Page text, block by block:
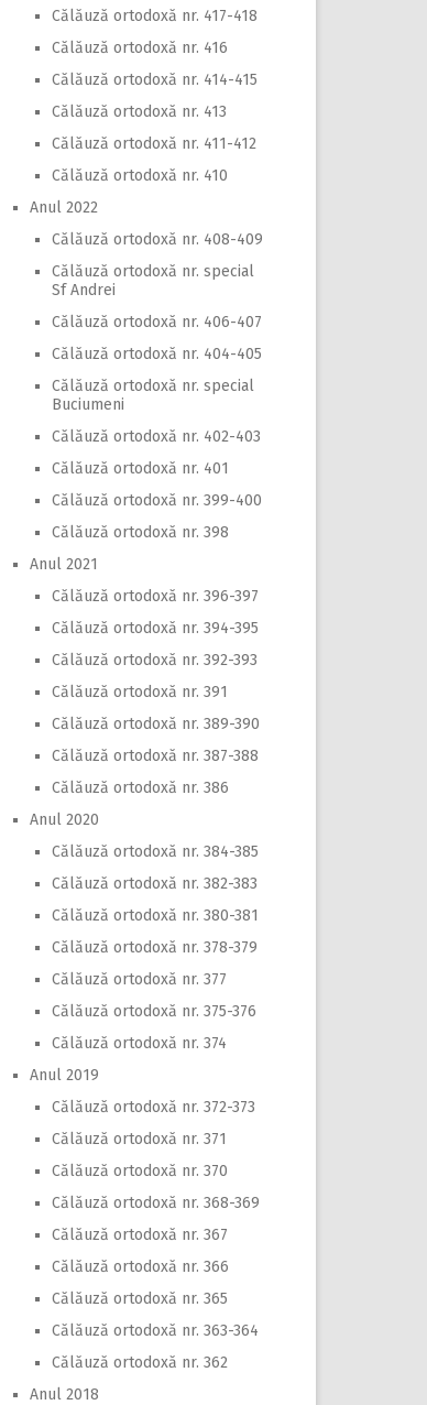
Călăuză ortodoxă nr. 417-418
Călăuză ortodoxă nr. 416
Călăuză ortodoxă nr. 414-415
Călăuză ortodoxă nr. 413
Călăuză ortodoxă nr. 411-412
Călăuză ortodoxă nr. 410
Anul 2022
Călăuză ortodoxă nr. 408-409
Călăuză ortodoxă nr. special
Sf Andrei
Călăuză ortodoxă nr. 406-407
Călăuză ortodoxă nr. 404-405
Călăuză ortodoxă nr. special
Buciumeni
Călăuză ortodoxă nr. 402-403
Călăuză ortodoxă nr. 401
Călăuză ortodoxă nr. 399-400
Călăuză ortodoxă nr. 398
Anul 2021
Călăuză ortodoxă nr. 396-397
Călăuză ortodoxă nr. 394-395
Călăuză ortodoxă nr. 392-393
Călăuză ortodoxă nr. 391
Călăuză ortodoxă nr. 389-390
Călăuză ortodoxă nr. 387-388
Călăuză ortodoxă nr. 386
Anul 2020
Călăuză ortodoxă nr. 384-385
Călăuză ortodoxă nr. 382-383
Călăuză ortodoxă nr. 380-381
Călăuză ortodoxă nr. 378-379
Călăuză ortodoxă nr. 377
Călăuză ortodoxă nr. 375-376
Călăuză ortodoxă nr. 374
Anul 2019
Călăuză ortodoxă nr. 372-373
Călăuză ortodoxă nr. 371
Călăuză ortodoxă nr. 370
Călăuză ortodoxă nr. 368-369
Călăuză ortodoxă nr. 367
Călăuză ortodoxă nr. 366
Călăuză ortodoxă nr. 365
Călăuză ortodoxă nr. 363-364
Călăuză ortodoxă nr. 362
Anul 2018